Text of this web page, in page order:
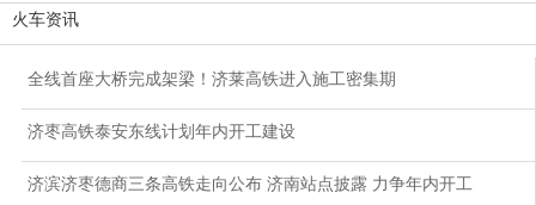
火车资讯
全线首座大桥完成架梁！济莱高铁进入施工密集期
济枣高铁泰安东线计划年内开工建设
济滨济枣德商三条高铁走向公布 济南站点披露 力争年内开工